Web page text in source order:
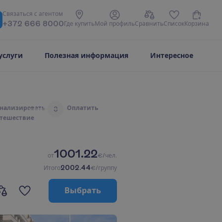
Связаться с агентом
+372 666 8000 Где купить М ой профильСравнитьСписокКорзина
Полезная информация Интересное
ализировать
ешествие
3 Оплатить
от1001.22€/чел.
Итого2002.44€/группу
Выбрать